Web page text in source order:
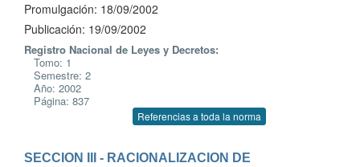
Promulgación: 18/09/2002
Publicación: 19/09/2002
Registro Nacional de Leyes y Decretos:
Tomo: 1
Semestre: 2
Año: 2002
Página: 837
Referencias a toda la norma
SECCION III - RACIONALIZACION DE